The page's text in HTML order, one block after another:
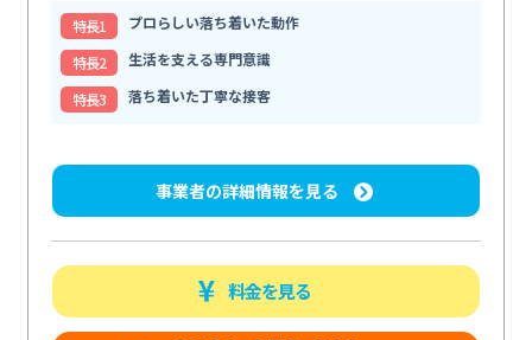
特⻑1
プロらしい落ち着いた動作
特⻑2
生活を支える専門意識
特⻑3
落ち着いた丁寧な接客
事業者の詳細情報を見る
料金を見る